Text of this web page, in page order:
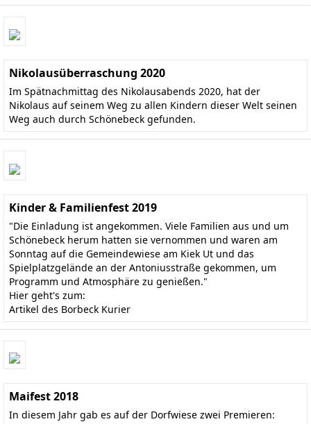
Nikolausüberraschung 2020
Im Spätnachmittag des Nikolausabends 2020, hat der
Nikolaus auf seinem Weg zu allen Kindern dieser Welt seinen
Weg auch durch Schönebeck gefunden.
Kinder & Familienfest 2019
"Die Einladung ist angekommen. Viele Familien aus und um
Schönebeck herum hatten sie vernommen und waren am
Sonntag auf die Gemeindewiese am Kiek Ut und das
Spielplatzgelände an der Antoniusstraße gekommen, um
Programm und Atmosphäre zu genießen."
Hier geht's zum:
Artikel des Borbeck Kurier
Maifest 2018
In diesem Jahr gab es auf der Dorfwiese zwei Premieren: